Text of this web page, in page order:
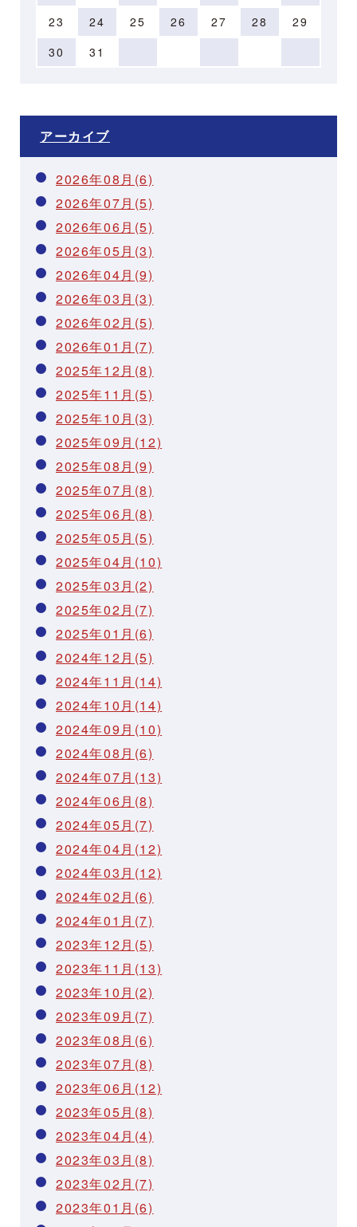
23
24 25 26 27 28
29
30
31
アーカイブ
2026年08月(6)
2026年07月(5)
2026年06月(5)
2026年05月(3)
2026年04月(9)
2026年03月(3)
2026年02月(5)
2026年01月(7)
2025年12月(8)
2025年11月(5)
2025年10月(3)
2025年09月(12)
2025年08月(9)
2025年07月(8)
2025年06月(8)
2025年05月(5)
2025年04月(10)
2025年03月(2)
2025年02月(7)
2025年01月(6)
2024年12月(5)
2024年11月(14)
2024年10月(14)
2024年09月(10)
2024年08月(6)
2024年07月(13)
2024年06月(8)
2024年05月(7)
2024年04月(12)
2024年03月(12)
2024年02月(6)
2024年01月(7)
2023年12月(5)
2023年11月(13)
2023年10月(2)
2023年09月(7)
2023年08月(6)
2023年07月(8)
2023年06月(12)
2023年05月(8)
2023年04月(4)
2023年03月(8)
2023年02月(7)
2023年01月(6)